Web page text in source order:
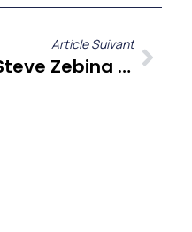
Article Suivant
Steve Zebina Dévoile La Rentrée Cinéma Diversifiée De Tropiques Atrium Jusqu’au 2 Octobre